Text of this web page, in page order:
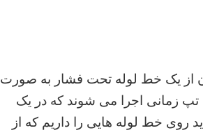
از یک خط لوله تحت فشار به صورت
تپ زمانی اجرا می شوند که در یک
روی خط لوله هایی را داریم که از